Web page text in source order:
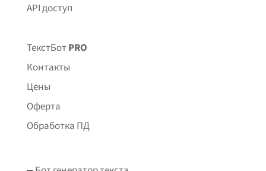
API доступ
ТекстБотPRO
Контакты
Цены
Оферта
Обработка ПД